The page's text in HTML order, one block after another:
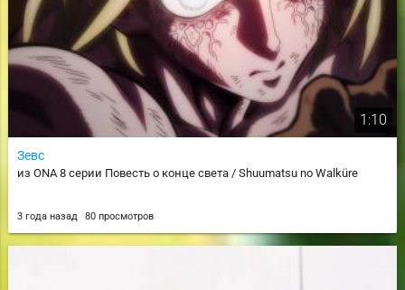
1:10
Зевс
из ONA 8 серии Повесть о конце света / Shuumatsu no Walküre
3 года назад 80 просмотров